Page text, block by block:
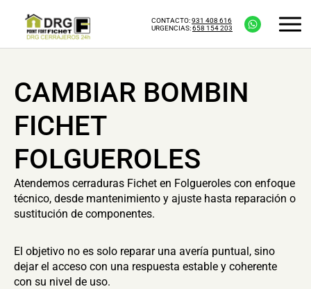
CONTACTO:931 408 616
URGENCIAS:658 154 203
CAMBIAR BOMBIN
FICHET
FOLGUEROLES
Atendemos cerraduras Fichet en Folgueroles con enfoque
técnico, desde mantenimiento y ajuste hasta reparación o
sustitución de componentes.
El objetivo no es solo reparar una avería puntual, sino
dejar el acceso con una respuesta estable y coherente
con su nivel de uso.